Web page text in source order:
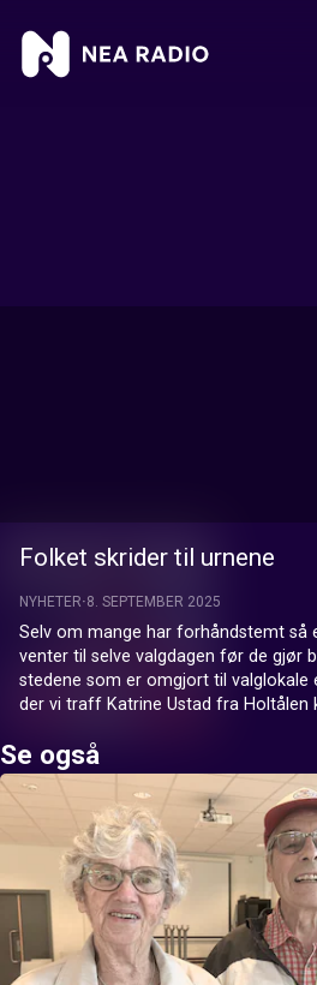
Folket skrider til urnene
NYHETER 8. SEPTEMBER 2025
Selv om mange har forhåndstemt så
venter til selve valgdagen før de gjør
stedene som er omgjort til valglokale
der vi traff Katrine Ustad fra Holtålen
Se også